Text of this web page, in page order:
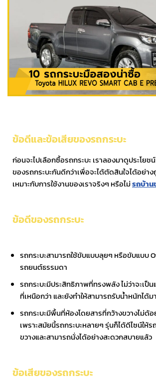
ข้อดีและข้อเสียของรถกระบะ
ก่อนจะไปเลือกซื้อรถกระบะ เราลองมาดูประโยช
ของรถกระบะกันดีกว่าเพื่อจะได้ตัดสินใจได้อย่า
เหมาะกับการใช้งานของเราจริงๆ หรือไม่รถบ้า
ข้อดีของรถกระบะ
รถกระบะสามารถใช้ขับแบบลุยๆ หรือขับแบบ
รถยนต์ธรรมดา
รถกระบะมีประสิทธิภาพที่ทรงพลัง ไม่ว่าจะเป็
ที่เหนือกว่า และยังทำให้สามารถรับน้ำหนักได้
รถกระบะมีพื้นที่ห้องโดยสารที่กว้างขวางไม่ด้
เพราะสมัยนี้รถกระบะหลายๆ รุ่นก็ได้ดีไซน์ให้ร
ขวางและสามารถนั่งได้อย่างสะดวกสบายแล้ว
ข้อเสียของรถกระบะ